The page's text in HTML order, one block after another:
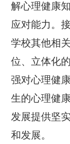
解心理健康
应对能力。
学校其他相
位、立体化
强对心理健
生的心理健
发展提供坚
和发展。